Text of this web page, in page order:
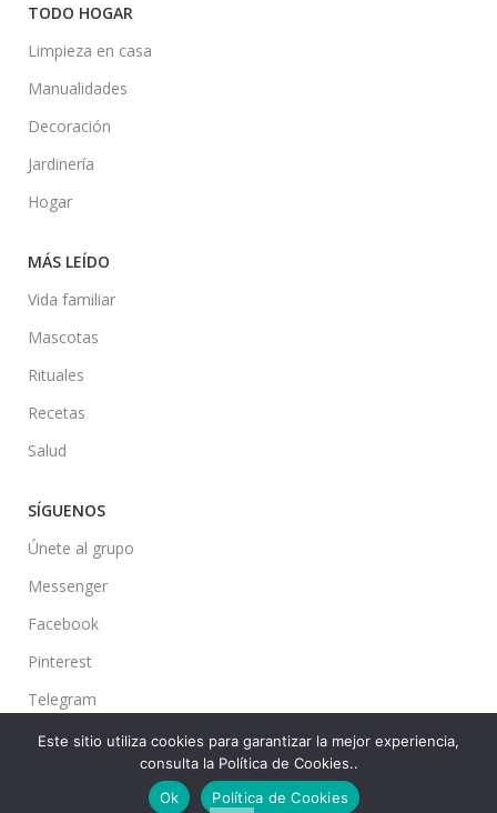
TODO HOGAR
Limpieza en casa
Manualidades
Decoración
Jardinería
Hogar
MÁS LEÍDO
Vida familiar
Mascotas
Rituales
Recetas
Salud
SÍGUENOS
Únete al grupo
Messenger
Facebook
Pinterest
Telegram
Este sitio utiliza cookies para garantizar la mejor experiencia,
consulta la Política de Cookies..
Ok
Política de Cookies